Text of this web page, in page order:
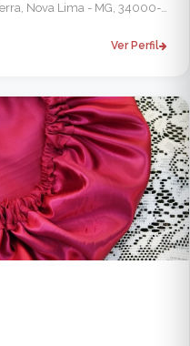
R. do Vale, 424 - Loja 04 - Vila da Serra, Nova Lima - MG, 34000-000, Brasil
Ver Perfil